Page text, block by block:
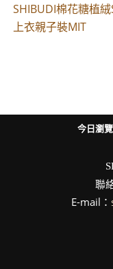
SHIBUDI棉花糖植絨
上衣親子裝MIT
今日瀏
聯
E-mail：